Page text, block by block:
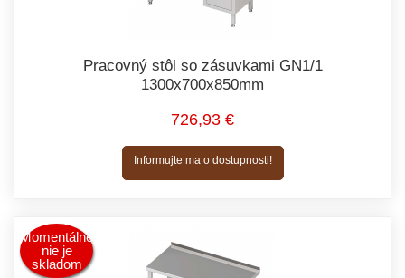
Pracovný stôl so zásuvkami GN1/1
1300x700x850mm
726,93 €
Informujte ma o dostupnosti!
Momentálne
nie je
skladom